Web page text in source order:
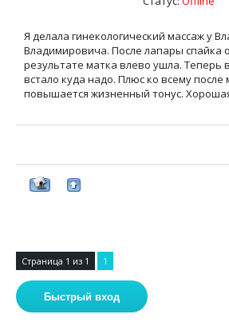
Я делала гинекологический массаж у
Владимировича. После лапары спайка
результате матка влево ушла. Теперь
встало куда надо. Плюс ко всему после
повышается жизненный тонус.
Страница 1 из 1 1